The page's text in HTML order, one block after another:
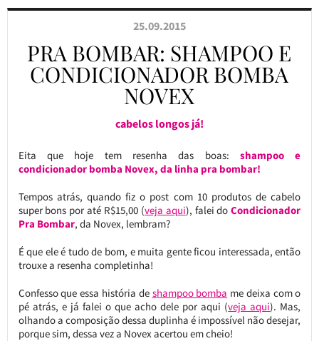
25.09.2015
PRA BOMBAR: SHAMPOO E
CONDICIONADOR BOMBA
NOVEX
cabelos longos já!
Eita que hoje tem resenha das boas: shampoo e
condicionador bomba Novex, da linha pra bombar!
Tempos atrás, quando fiz o post com 10 produtos de cabelo
super bons por até R$15,00 (veja aqui), falei doCondicionador
Pra Bombar, da Novex, lembram?
É que ele é tudo de bom, e muita gente ficou interessada, então
trouxe a resenha completinha!
Confesso que essa história de shampoo bomba me deixa com o
pé atrás, e já falei o que acho dele por aqui (veja aqui). Mas,
olhando a composição dessa duplinha é impossível não desejar,
porque sim, dessa vez a Novex acertou em cheio!